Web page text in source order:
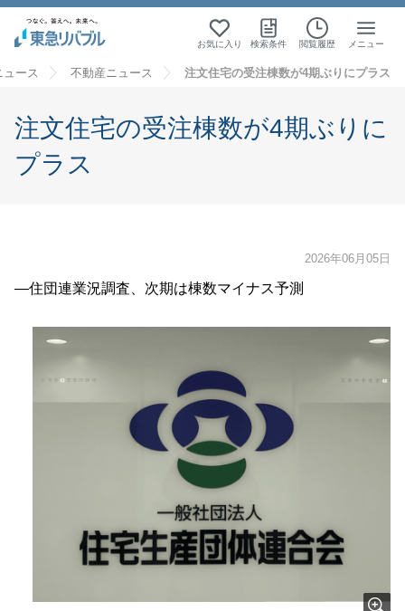
お気に入り 検索条件 閲覧履歴 メニュー
ース 不動産ニュース 注文住宅の受注棟数が4期ぶりにプラス
注文住宅の受注棟数が4期ぶりに
プラス
2026年06月05日
―住団連業況調査、次期は棟数マイナス予測